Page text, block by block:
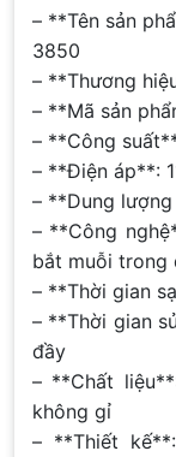
– **Tên sản
3850
– **Thương
– **Mã sản
– **Công
– **Điện áp**:
– **Dung
– **Công
bắt muỗi trong
– **Thời gian
– **Thời gian
đầy
– **Chất
không gỉ
– **Thiết